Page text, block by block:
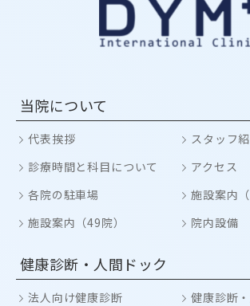
当院について
代表挨拶
スタッフ
診療時間と科目について
アクセス
各院の駐車場
施設案内
施設案内（49院）
院内設備
健康診断・人間ドック
法人向け健康診断
健康診断